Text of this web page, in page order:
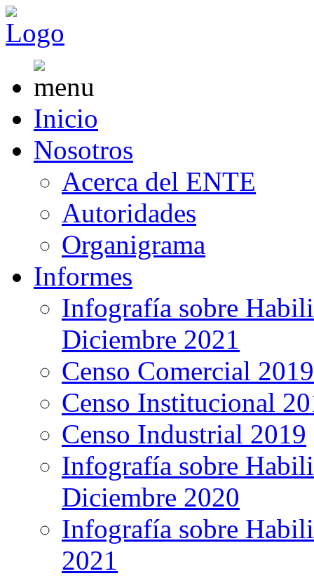
Inicio
Nosotros
Acerca del ENTE
Autoridades
Organigrama
Informes
Infografía sobre
Diciembre 2021
Censo Comercial 2019
Censo Institucional
Censo Industrial 2019
Infografía sobre
Diciembre 2020
Infografía sobre
2021